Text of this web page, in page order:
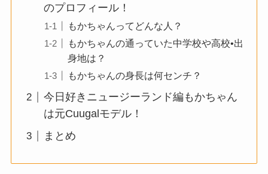
のプロフィール！
もかちゃんってどんな人？
もかちゃんの通っていた中学校や高校•出
身地は？
もかちゃんの身長は何センチ？
今日好きニュージーランド編もかちゃん
は元Cuugalモデル！
まとめ